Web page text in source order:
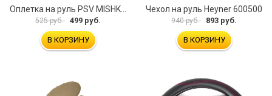
525 руб. 499 руб.
В КОРЗИНУ
Чехол на руль Heyner 600500
940 руб. 893 руб.
В КОРЗИНУ